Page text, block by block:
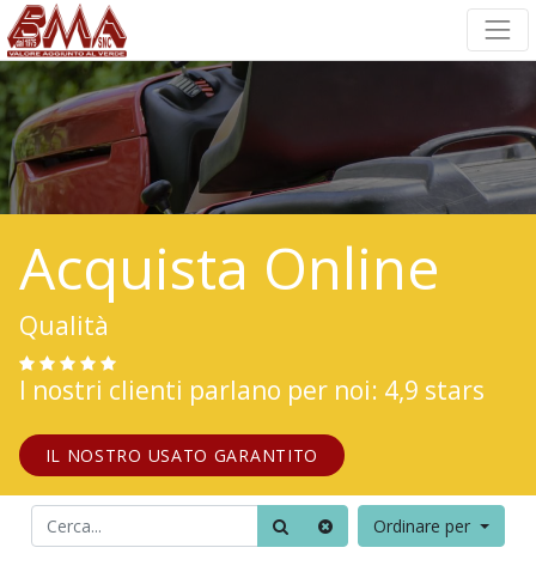
Acquista Online
Qualità
I nostri clienti parlano per noi: 4,9 stars
IL NOSTRO USATO GARANTITO
Ordinare per